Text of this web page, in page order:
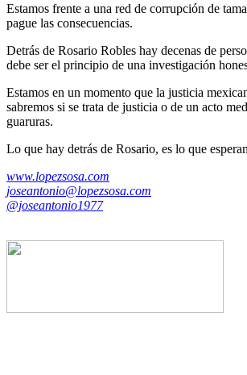
Estamos frente a una red de corrupción de
pague las consecuencias.
Detrás de Rosario Robles hay decenas de
debe ser el principio de una investigación
Estamos en un momento que la justicia
sabremos si se trata de justicia o de un acto
guaruras.
Lo que hay detrás de Rosario, es lo que
www.lopezsosa.com
joseantonio@lopezsosa.com
@joseantonio1977